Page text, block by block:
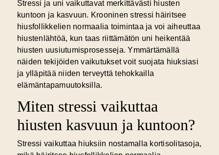
Stressi ja uni vaikuttavat merkittävästi hiusten
kuntoon ja kasvuun. Krooninen stressi häiritsee
hiusfollikkelien normaalia toimintaa ja voi aiheuttaa
hiustenlähtöä, kun taas riittämätön uni heikentää
hiusten uusiutumisprosesseja. Ymmärtämällä
näiden tekijöiden vaikutukset voit suojata hiuksiasi
ja ylläpitää niiden terveyttä tehokkailla
elämäntapamuutoksilla.
Miten stressi vaikuttaa
hiusten kasvuun ja kuntoon?
Stressi vaikuttaa hiuksiin nostamalla kortisolitasoja,